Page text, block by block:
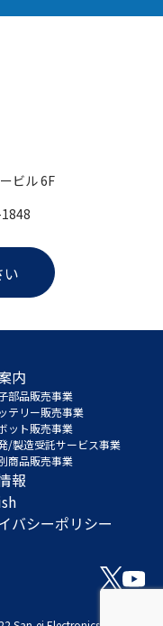
ビル 6F
内
部品販売事業
テリー販売事業
ット販売事業
/製造受託サービス事業
商品販売事業
報
バシーポリシー